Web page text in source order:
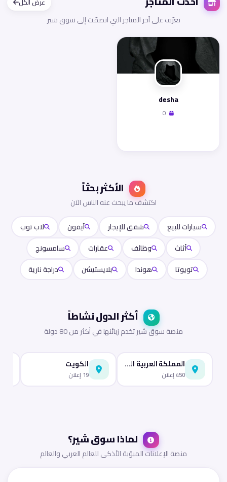
تعرّف على آخر المتاجر التي انضمّت إلى سوق شير
desha
الأكثر بحثاً
اكتشف ما يبحث عنه الناس الآن
سيارات للبيع
شقق للإيجار آيفون
لاب توب
أثاث
وظائف عقارات
سامسونج
تويوتا
هوندا بلايستيشن دراجة نارية
أكثر الدول نشاطاً
منصة سوق شير تخدم زبائنها في أكثر من 80 دولة
المملكة العربية السعودية
450 إعلان
الكويت
19 إعلان
لماذا سوق شير؟
منصة الإعلانات المبوّبة الأذكى للعالم العربي والعالم